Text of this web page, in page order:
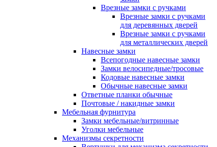
Врезные замки с ручками
Врезные замки с ручками
для деревянных дверей
Врезные замки с ручками
для металлических дверей
Навесные замки
Всепогодные навесные замки
Замки велосипедные/тросовые
Кодовые навесные замки
Обычные навесные замки
Ответные планки обычные
Почтовые / накидные замки
Мебельная фурнитура
Замки мебельные/витринные
Уголки мебельные
Механизмы секретности